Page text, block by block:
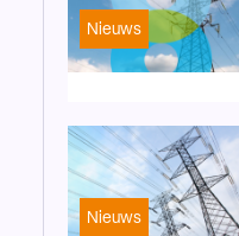
Nieuws
Nieuws